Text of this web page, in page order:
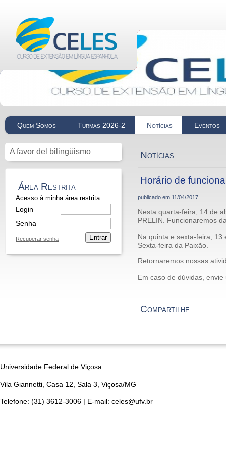
Quem Somos Turmas 2026-2 Notícias Eventos
A favor del bilingüismo
Área Restrita
Acesso à minha área restrita
Login
Senha
Recuperar senha Entrar
Notícias
Horário de
publicado em 11/04/2017
Nesta quarta-feira, 14 de
PRELIN. Funcionaremos
Na quinta e sexta-feira,
Sexta-feira da Paixão.
Retornaremos nossas
Em caso de dúvidas,
Compartilhe
Universidade Federal de Viçosa
Vila Giannetti, Casa 12, Sala 3, Viçosa/MG
Telefone: (31) 3612-3006 | E-mail: celes@ufv.br